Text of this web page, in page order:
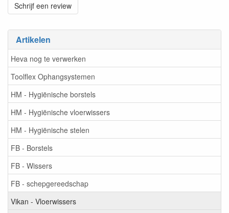
Artikelen
Heva nog te verwerken
Toolflex Ophangsystemen
HM - Hygiënische borstels
HM - Hygiënische vloerwissers
HM - Hygiënische stelen
FB - Borstels
FB - Wissers
FB - schepgereedschap
Vikan - Vloerwissers
Schrijf een review